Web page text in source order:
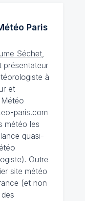
Paris
Séchet,
présentateur
à
et
paris.com
météo les
quasi-
Outre
site météo
(et non